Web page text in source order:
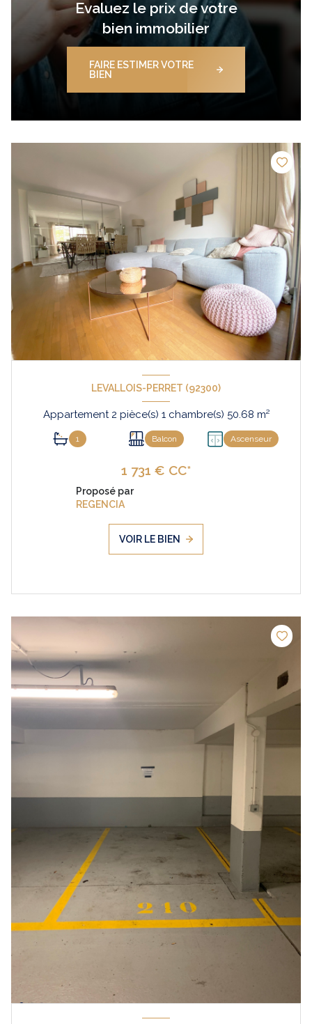
Evaluez le prix de votre
bien immobilier
FAIRE ESTIMER VOTRE
BIEN
LEVALLOIS-PERRET (92300)
Appartement 2 pièce(s) 1 chambre(s) 50.68 m²
1 Balcon Ascenseur
1 731 € CC*
Proposé par
REGENCIA
VOIR LE BIEN